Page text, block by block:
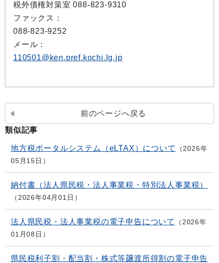
税外債権対策室 088-823-9310
ファックス：
088-823-9252
メール：
110501@ken.pref.kochi.lg.jp
前のページへ戻る
類似記事
地方税ポータルシステム（eLTAX）について
2026年
05月15日
納付書（法人県民税・法人事業税・特別法人事業税）
2026年04月01日
法人県民税・法人事業税の電子申告について
2026年
01月08日
県民税利子割・配当割・株式等譲渡所得割の電子申告